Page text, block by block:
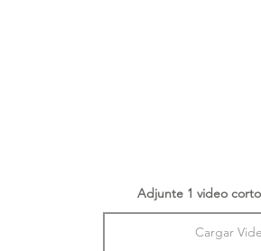
Adjunte 1 video
Cargar